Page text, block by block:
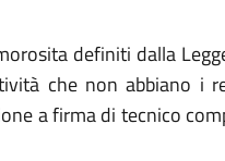
definiti dalla
che non abbiano i
a firma di tecnico